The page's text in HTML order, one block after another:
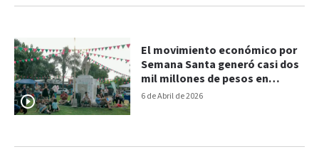
6 de Abril de 2026
El movimiento económico por
Semana Santa generó casi dos
mil millones de pesos en
Paraná